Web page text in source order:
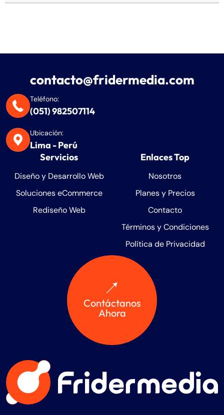
contacto@fridermedia.com
Teléfono:
(051) 982507114
Ubicación:
Lima - Perú
Servicios
Diseño y Desarrollo Web
Soluciones eCommerce
Rediseño Web
Enlaces Top
Nosotros
Planes y Precios
Contacto
Términos y Condiciones
Política de Privacidad
Contáctanos
Ahora